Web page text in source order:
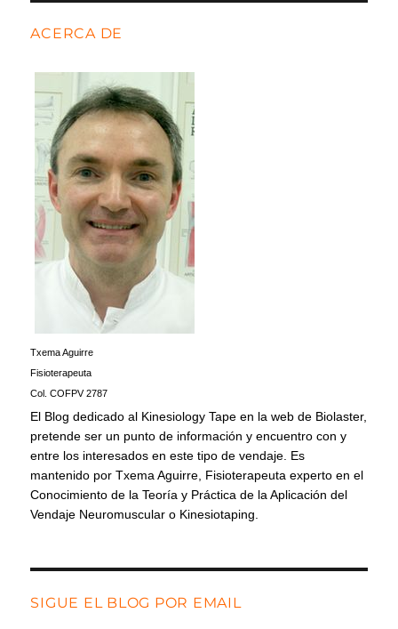
ACERCA DE
Txema Aguirre
Fisioterapeuta
Col. COFPV 2787
El Blog dedicado al Kinesiology Tape en la web de Biolaster,
pretende ser un punto de información y encuentro con y
entre los interesados en este tipo de vendaje. Es
mantenido por Txema Aguirre, Fisioterapeuta experto en el
Conocimiento de la Teoría y Práctica de la Aplicación del
Vendaje Neuromuscular o Kinesiotaping.
SIGUE EL BLOG POR EMAIL